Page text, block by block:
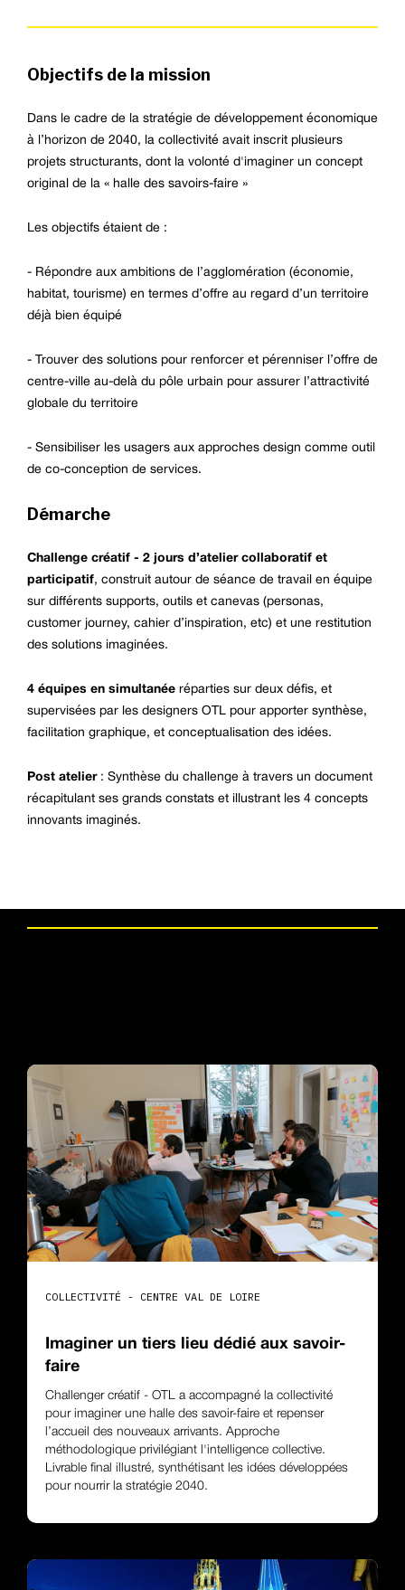
Objectifs de la mission
Dans le cadre de la stratégie de développement économique
à l’horizon de 2040, la collectivité avait inscrit plusieurs
projets structurants, dont la volonté d'imaginer un concept
original de la « halle des savoirs-faire »
Les objectifs étaient de :
- Répondre aux ambitions de l’agglomération (économie,
habitat, tourisme) en termes d’offre au regard d’un territoire
déjà bien équipé
- Trouver des solutions pour renforcer et pérenniser l’offre de
centre-ville au-delà du pôle urbain pour assurer l’attractivité
globale du territoire
- Sensibiliser les usagers aux approches design comme outil
de co-conception de services.
Démarche
Challenge créatif - 2 jours d’atelier collaboratif et
participatif, construit autour de séance de travail en équipe
sur différents supports, outils et canevas (personas,
customer journey, cahier d’inspiration, etc) et une restitution
des solutions imaginées.
4 équipes en simultanée réparties sur deux défis, et
supervisées par les designers OTL pour apporter synthèse,
facilitation graphique, et conceptualisation des idées.
Post atelier: Synthèse du challenge à travers un document
récapitulant ses grands constats et illustrant les 4 concepts
innovants imaginés.
COLLECTIVITÉ - CENTRE VAL DE LOIRE
Imaginer un tiers lieu dédié aux savoir-
faire
Challenger créatif - OTL a accompagné la collectivité
pour imaginer une halle des savoir-faire et repenser
l’accueil des nouveaux arrivants. Approche
méthodologique privilégiant l'intelligence collective.
Livrable final illustré, synthétisant les idées développées
pour nourrir la stratégie 2040.